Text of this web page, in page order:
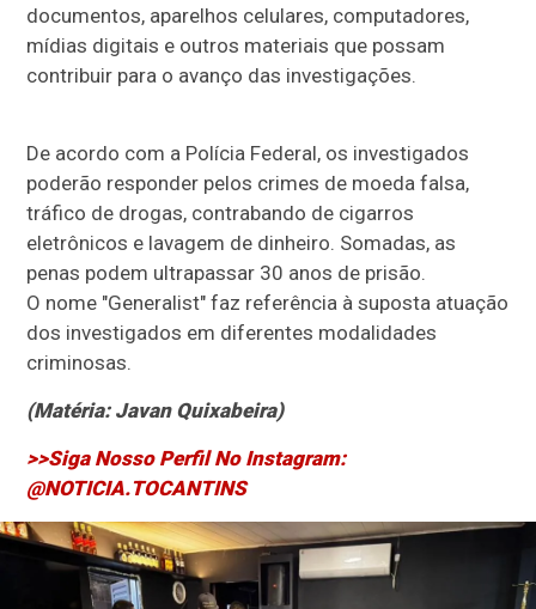
documentos, aparelhos celulares, computadores,
mídias digitais e outros materiais que possam
contribuir para o avanço das investigações.
De acordo com a Polícia Federal, os investigados
poderão responder pelos crimes de moeda falsa,
tráfico de drogas, contrabando de cigarros
eletrônicos e lavagem de dinheiro. Somadas, as
penas podem ultrapassar 30 anos de prisão.
O nome "Generalist" faz referência à suposta atuação
dos investigados em diferentes modalidades
criminosas.
(Matéria: Javan Quixabeira)
>>Siga Nosso Perfil No Instagram:
@NOTICIA.TOCANTINS